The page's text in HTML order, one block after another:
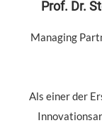
Prof. Dr.
Managing
Als einer der